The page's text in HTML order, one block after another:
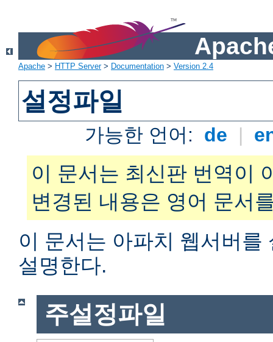
Apache > HTTP Server> Documentation > Version 2.4
설정파일
가능한 언어: de |
이 문서는 최신판 번역이
변경된 내용은 영어 문서
이 문서는 아파치 웹서버를
설명한다.
주설정파일